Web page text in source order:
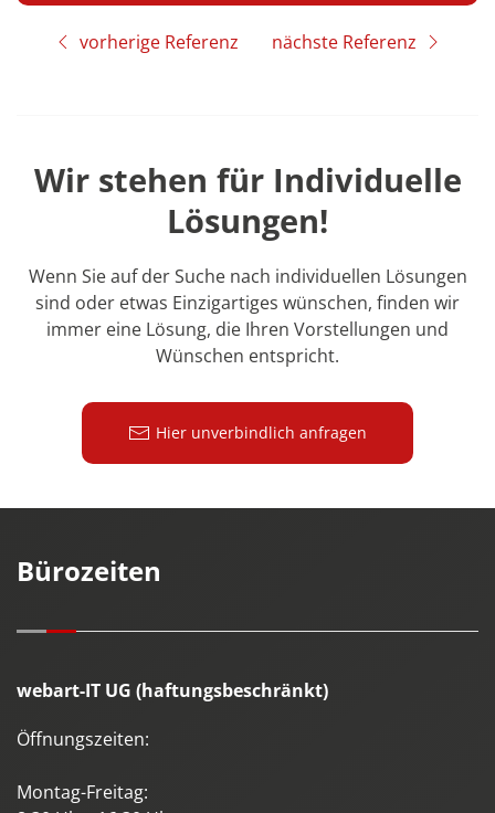
vorherige Referenz nächste Referenz
Wir stehen für Individuelle
Lösungen!
Wenn Sie auf der Suche nach individuellen Lösungen
sind oder etwas Einzigartiges wünschen, finden wir
immer eine Lösung, die Ihren Vorstellungen und
Wünschen entspricht.
Hier unverbindlich anfragen
Bürozeiten
webart-IT UG (haftungsbeschränkt)
Öffnungszeiten:
Montag-Freitag: